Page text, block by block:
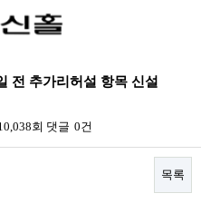
전 추가리허설 항목 신설
회 댓글 0건
목록